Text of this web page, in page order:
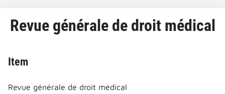
Revue générale de droit médical
Item
Revue générale de droit médical